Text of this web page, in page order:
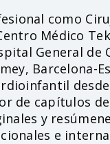
como
Médico
General de
Barcelona-
desde
de capítulos
y
e